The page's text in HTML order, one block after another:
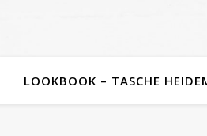
LOOKBOOK – TASCHE